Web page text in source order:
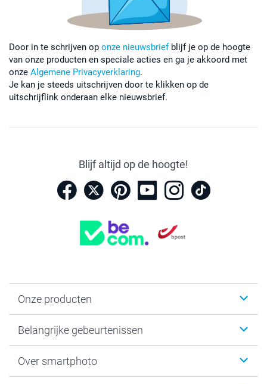
Door in te schrijven op onze nieuwsbriefblijf je op de hoogte
van onze producten en speciale acties en ga je akkoord met
onze Algemene Privacyverklaring.
Je kan je steeds uitschrijven door te klikken op de
uitschrijflink onderaan elke nieuwsbrief.
Blijf altijd op de hoogte!
Onze producten
Fotogeschenken
Fotoprints, Fotoposter & Fotoalbum met fotoprints
Belangrijke gebeurtenissen
Baby
Over smartphoto